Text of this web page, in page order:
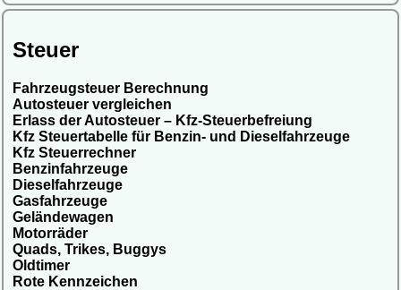
Steuer
Fahrzeugsteuer Berechnung
Autosteuer vergleichen
Erlass der Autosteuer – Kfz-Steuerbefreiung
Kfz Steuertabelle für Benzin- und Dieselfahrzeuge
Kfz Steuerrechner
Benzinfahrzeuge
Dieselfahrzeuge
Gasfahrzeuge
Geländewagen
Motorräder
Quads, Trikes, Buggys
Oldtimer
Rote Kennzeichen